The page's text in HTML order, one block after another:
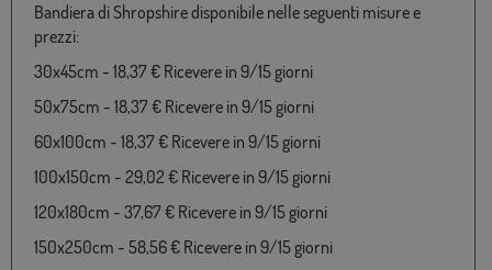
Bandiera di Shropshire disponibile nelle seguenti misure e
prezzi:
30x45cm - 18,37 € Ricevere in 9/15 giorni
50x75cm - 18,37 € Ricevere in 9/15 giorni
60x100cm - 18,37 € Ricevere in 9/15 giorni
100x150cm - 29,02 € Ricevere in 9/15 giorni
120x180cm - 37,67 € Ricevere in 9/15 giorni
150x250cm - 58,56 € Ricevere in 9/15 giorni